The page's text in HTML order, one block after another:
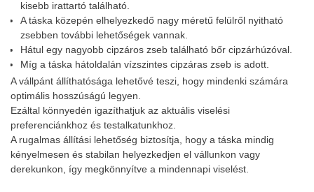
kisebb irattartó található.
A táska közepén elhelyezkedő nagy méretű felülről nyitható
zsebben további lehetőségek vannak.
Hátul egy nagyobb cipzáros zseb található bőr cipzárhúzóval.
Míg a táska hátoldalán vízszintes cipzáras zseb is adott.
A vállpánt állíthatósága lehetővé teszi, hogy mindenki számára
optimális hosszúságú legyen.
Ezáltal könnyedén igazíthatjuk az aktuális viselési
preferenciánkhoz és testalkatunkhoz.
A rugalmas állítási lehetőség biztosítja, hogy a táska mindig
kényelmesen és stabilan helyezkedjen el vállunkon vagy
derekunkon, így megkönnyítve a mindennapi viselést.